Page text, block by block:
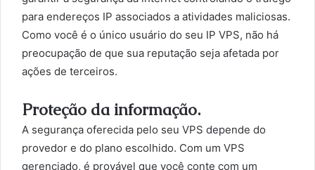
para endereços IP associados a atividades maliciosas.
Como você é o único usuário do seu IP VPS, não há
preocupação de que sua reputação seja afetada por
ações de terceiros.
Proteção da informação.
A segurança oferecida pelo seu VPS depende do
provedor e do plano escolhido. Com um VPS
gerenciado, é provável que você conte com um